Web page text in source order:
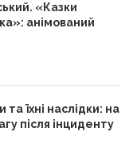
«Казки
анімований
їхні наслідки: на
після інциденту